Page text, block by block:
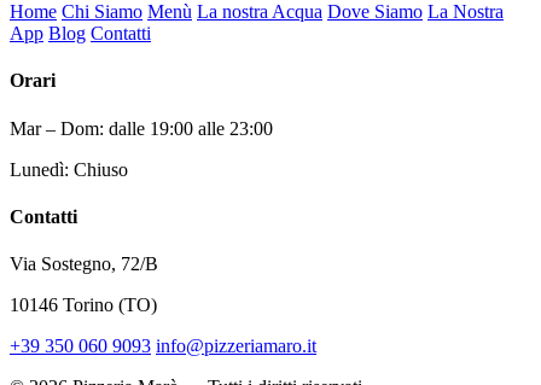
Home Chi Siamo Menù La nostra Acqua Dove Siamo La Nostra
App Blog Contatti
Orari
Mar – Dom: dalle 19:00 alle 23:00
Lunedì: Chiuso
Contatti
Via Sostegno, 72/B
10146 Torino (TO)
+39 350 060 9093 info@pizzeriamaro.it